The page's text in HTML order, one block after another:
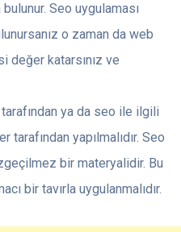
Seo uygulaması
o zaman da web
değer katarsınız ve
ya da seo ile ilgili
yapılmalıdır. Seo
bir materyalidir. Bu
bir tavırla uygulanmalıdır.